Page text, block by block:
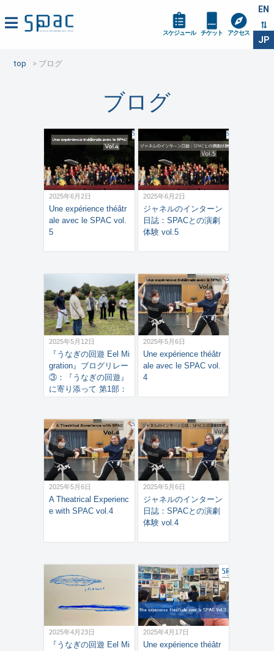
EN
JP
スケジュール チケット アクセス
top ブログ
ブログ
2025年6月2日
Une expérience théâtr
ale avec le SPAC vol.
5
2025年6月2日
ジャネルのインターン
日誌：SPACとの演劇
体験 vol.5
2025年5月12日
『うなぎの回遊 Eel Mi
gration』ブログリレー
③：『うなぎの回遊』
に寄り添って 第1部：
2025年5月6日
Une expérience théâtr
ale avec le SPAC vol.
4
2025年5月6日
A Theatrical Experienc
e with SPAC vol.4
2025年5月6日
ジャネルのインターン
日誌：SPACとの演劇
体験 vol.4
2025年4月23日
『うなぎの回遊 Eel Mi
2025年4月17日
Une expérience théâtr